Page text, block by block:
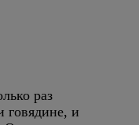
раз
говядине, и